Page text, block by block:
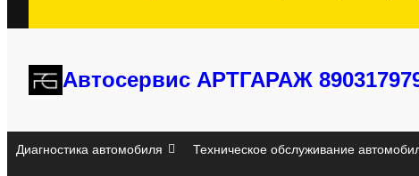
Автосервис АРТГАРАЖ
Диагностика автомобиля Техническое обслуживание